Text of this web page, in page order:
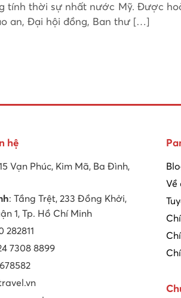
tính thời sự nhất nước Mỹ. Được
an, Đại hội đồng, Ban thư […]
hệ
Vạn Phúc, Kim Mã, Ba Đình,
: Tầng Trệt, 233 Đồng Khởi,
1, Tp. Hồ Chí Minh
282811
7308 8899
Về